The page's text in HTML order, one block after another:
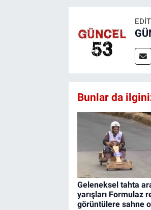
Bunlar da
Geleneksel tahta
yarışları Formulaz
görüntülere sahne